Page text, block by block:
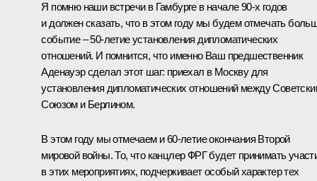
Я помню наши встречи в Гамбурге в начале 90-х годов
и должен сказать, что в этом году мы будем отмечать
событие – 50-летие установления дипломатических
отношений. И помнится, что именно Ваш предшественник
Аденауэр сделал этот шаг: приехал в Москву для
установления дипломатических отношений между
Союзом и Берлином.
В этом году мы отмечаем и 60-летие окончания Второй
мировой войны. То, что канцлер ФРГ будет принимать
в этих мероприятиях, подчеркивает особый характер тех